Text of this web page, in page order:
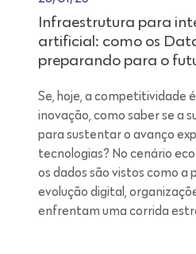
Infraestrutura para
artificial: como os
preparando para o
Se, hoje, a competitividade
inovação, como saber se a
para sustentar o avanço
tecnologias? No cenário
os dados são vistos como a
evolução digital,
enfrentam uma corrida